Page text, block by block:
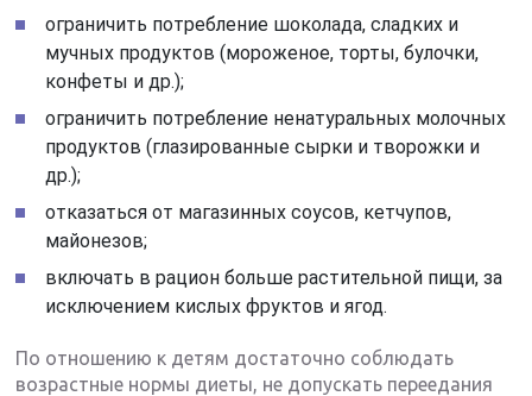
ограничить потребление шоколада, сладких и
мучных продуктов (мороженое, торты, булочки,
конфеты и др.);
ограничить потребление ненатуральных молочных
продуктов (глазированные сырки и творожки и
др.);
отказаться от магазинных соусов, кетчупов,
майонезов;
включать в рацион больше растительной пищи, за
исключением кислых фруктов и ягод.
По отношению к детям достаточно соблюдать
возрастные нормы диеты, не допускать переедания